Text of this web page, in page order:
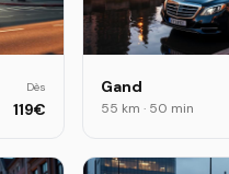
Dès
119€
Gand
55 km · 50 min